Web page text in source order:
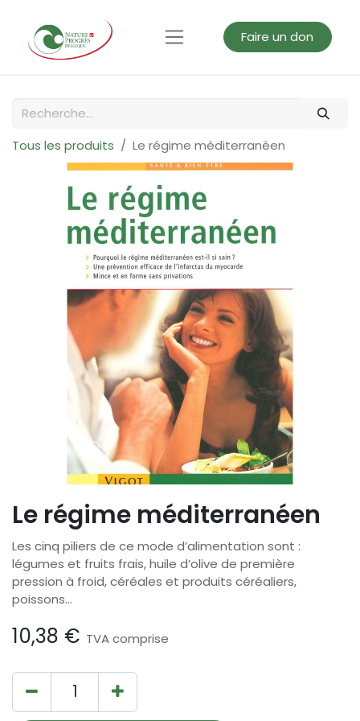
Faire un don
Tous les produits Le régime méditerranéen
Le régime méditerranéen
Les cinq piliers de ce mode d’alimentation sont :
légumes et fruits frais, huile d’olive de première
pression à froid, céréales et produits céréaliers,
poissons...
10,38 € TVA comprise